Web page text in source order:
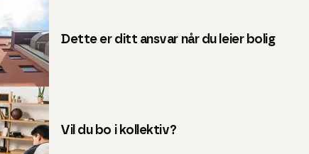
Dette er ditt ansvar når du leier bolig
Vil du bo i kollektiv?